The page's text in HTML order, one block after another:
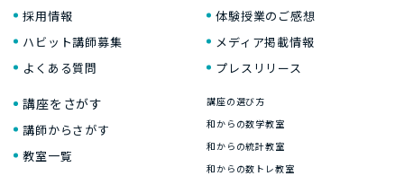
採用情報
ハビット講師募集
よくある質問
体験授業のご感想
メディア掲載情報
プレスリリース
講座をさがす
講師からさがす
教室一覧
講座の選び方
和からの数学教室
和からの統計教室
和からの数トレ教室